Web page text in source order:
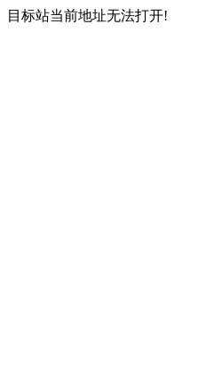
目标站当前地址无法打开!